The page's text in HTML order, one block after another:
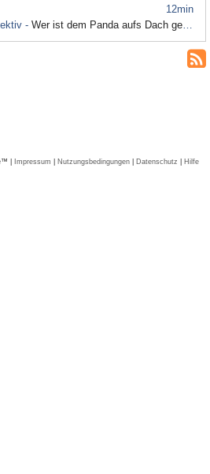
12min
- Wer ist dem Panda aufs Dach gestiegen? (S01/E08)
| Impressum | Nutzungsbedingungen | Datenschutz | Hilfe